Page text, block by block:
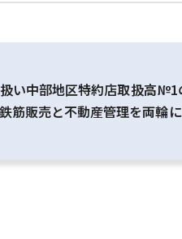
い中部地区特約店取扱高
販売と不動産管理を両輪